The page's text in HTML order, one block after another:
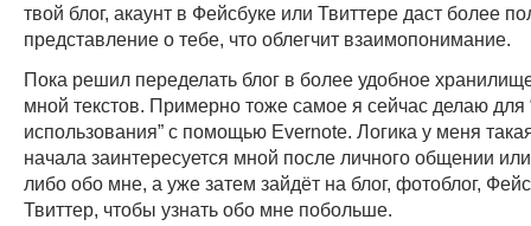
твой блог, акаунт в Фейсбуке или Твиттере даст более
представление о тебе, что облегчит взаимопонимание.
Пока решил переделать блог в более удобное
мной текстов. Примерно тоже самое я сейчас делаю для
использования” с помощью Evernote. Логика у меня
начала заинтересуется мной после личного общении
либо обо мне, а уже затем зайдёт на блог, фотоблог,
Твиттер, чтобы узнать обо мне побольше.